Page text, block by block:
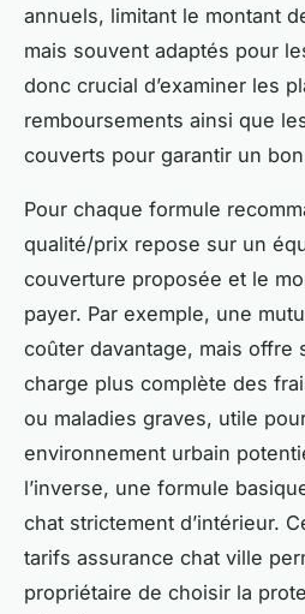
annuels, limitant le montant
mais souvent adaptés pour
donc crucial d’examiner les
remboursements ainsi que
couverts pour garantir un
Pour chaque formule
qualité/prix repose sur un
couverture proposée et le
payer. Par exemple, une
coûter davantage, mais offre
charge plus complète des
ou maladies graves, utile
environnement urbain
l’inverse, une formule
chat strictement d’intérieur.
tarifs assurance chat ville
propriétaire de choisir la